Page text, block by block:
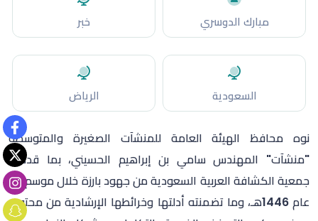
مبارك الدوسري خبر
السعودية الرياض
نوه محافظ الهيئة العامة للمنشآت الصغيرة والمتوسطة
"منشآت" المهندس سامي بن إبراهيم الحسيني، بما قدمته
جمعية الكشافة العربية السعودية من جهود بارزة خلال موسم حج
عام 1446هـ، وما تضمنته أدلتها وخرائطها الإرشادية من محتوى